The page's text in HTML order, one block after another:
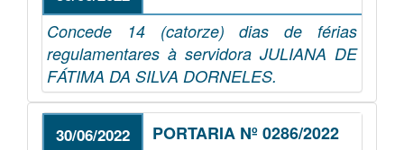
Concede 14 (catorze) dias de férias
regulamentares à servidora JULIANA DE
FÁTIMA DA SILVA DORNELES.
30/06/2022 PORTARIA Nº 0286/2022